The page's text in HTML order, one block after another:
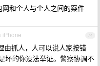
和个人与个人之间的案件
74
iPhone
由抓人，人可以说人家按错
坏的你没法举证。警察协调不